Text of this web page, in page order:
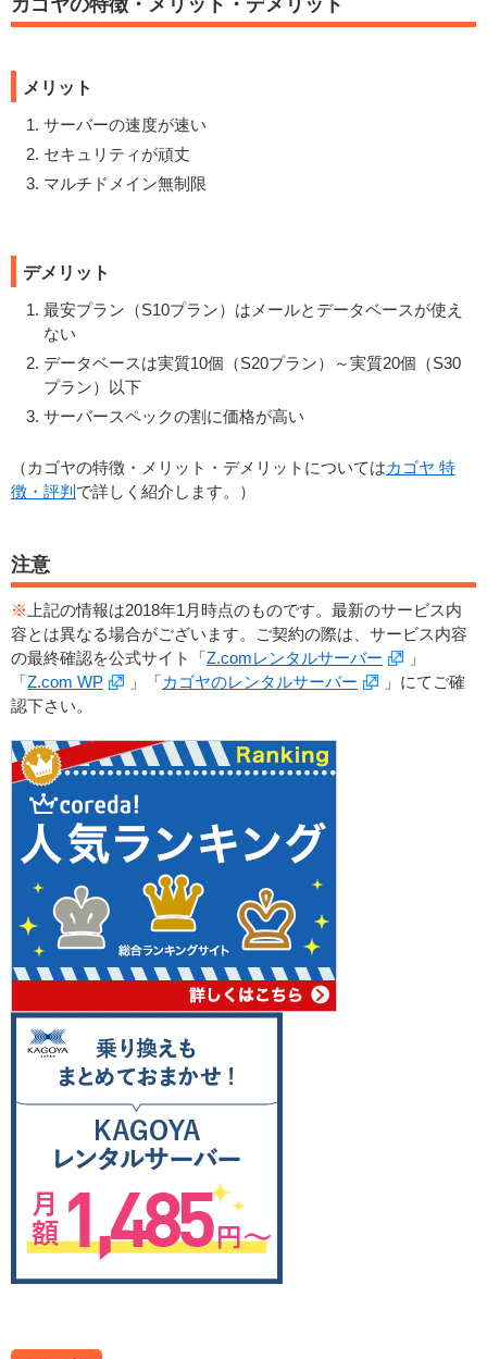
カゴヤの特徴・メリット・デメリット
メリット
サーバーの速度が速い
セキュリティが頑丈
マルチドメイン無制限
デメリット
最安プラン（S10プラン）はメールとデータベースが使え
ない
データベースは実質10個（S20プラン）～実質20個（S30
プラン）以下
サーバースペックの割に価格が高い
（カゴヤの特徴・メリット・デメリットについてはカゴヤ 特
徴・評判 で詳しく紹介します。）
注意
※ 上記の情報は2018年1月時点のものです。最新のサービス内
容とは異なる場合がございます。ご契約の際は、サービス内容
の最終確認を公式サイト「Z.comレンタルサーバー
」
「Z.com WP 」「カゴヤのレンタルサーバー
」にてご確
認下さい。